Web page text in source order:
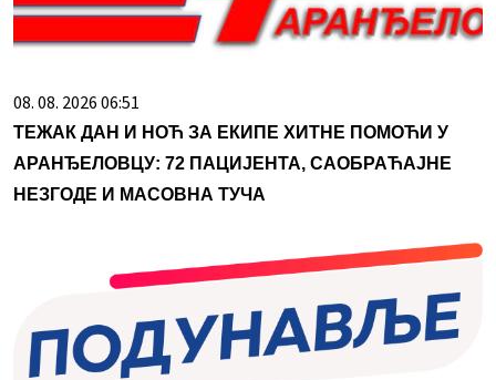
08. 08. 2026 06:51
ТЕЖАК ДАН И НОЋ ЗА ЕКИПЕ ХИТНЕ ПОМОЋИ У
АРАНЂЕЛОВЦУ: 72 ПАЦИЈЕНТА, САОБРАЋАЈНЕ
НЕЗГОДЕ И МАСОВНА ТУЧА